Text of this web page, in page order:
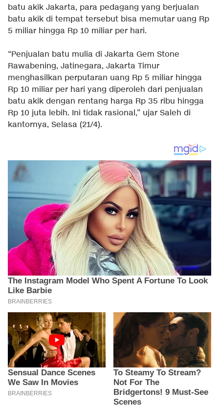
batu akik Jakarta, para pedagang yang berjualan
batu akik di tempat tersebut bisa memutar uang Rp
5 miliar hingga Rp 10 miliar per hari.
“Penjualan batu mulia di Jakarta Gem Stone
Rawabening, Jatinegara, Jakarta Timur
menghasilkan perputaran uang Rp 5 miliar hingga
Rp 10 miliar per hari yang diperoleh dari penjualan
batu akik dengan rentang harga Rp 35 ribu hingga
Rp 10 juta lebih. Ini tidak rasional,” ujar Saleh di
kantornya, Selasa (21/4).